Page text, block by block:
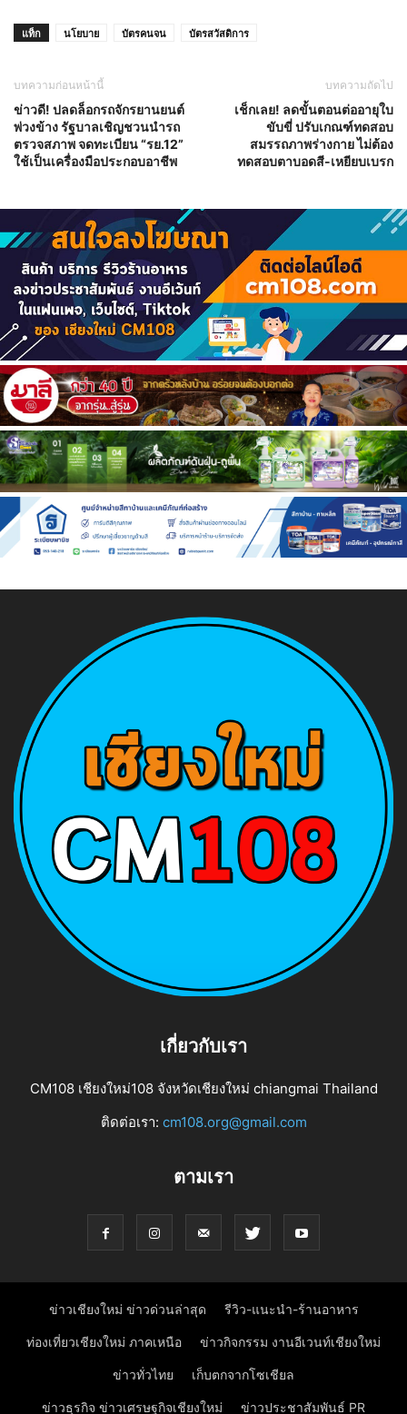
แท็ก นโยบาย บัตรคนจน บัตรสวัสดิการ
บทความก่อนหน้านี้
ข่าวดี! ปลดล็อกรถจักรยานยนต์
พ่วงข้าง รัฐบาลเชิญชวนนำรถ
ตรวจสภาพ จดทะเบียน “รย.12”
ใช้เป็นเครื่องมือประกอบอาชีพ
บทความถัดไป
เช็กเลย! ลดขั้นตอนต่ออายุใบ
ขับขี่ ปรับเกณฑ์ทดสอบ
สมรรถภาพร่างกาย ไม่ต้อง
ทดสอบตาบอดสี-เหยียบเบรก
เกี่ยวกับเรา
CM108 เชียงใหม่108 จังหวัดเชียงใหม่ chiangmai Thailand
ติดต่อเรา: cm108.org@gmail.com
ตามเรา
ข่าวเชียงใหม่ ข่าวด่วนล่าสุด รีวิว-แนะนำ-ร้านอาหาร
ท่องเที่ยวเชียงใหม่ ภาคเหนือ ข่าวกิจกรรม งานอีเวนท์เชียงใหม่
ข่าวทั่วไทย เก็บตกจากโซเชียล
ข่าวธุรกิจ ข่าวเศรษฐกิจเชียงใหม่ ข่าวประชาสัมพันธ์ PR